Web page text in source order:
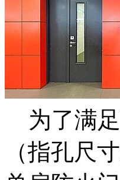
为了满足
（指孔尺